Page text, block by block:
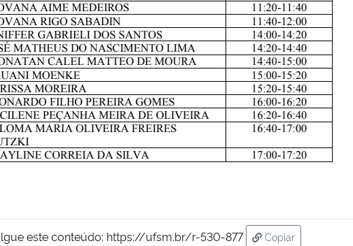
este conteúdo: https://ufsm.br/r-530-877
Copiar